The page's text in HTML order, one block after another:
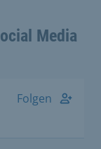
Media
Folgen